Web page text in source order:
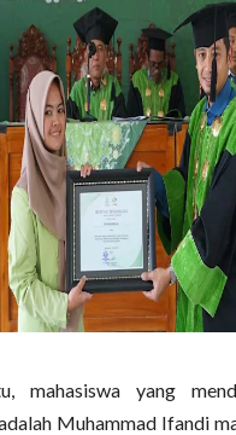
mahasiswa yang
Muhammad Ifandi